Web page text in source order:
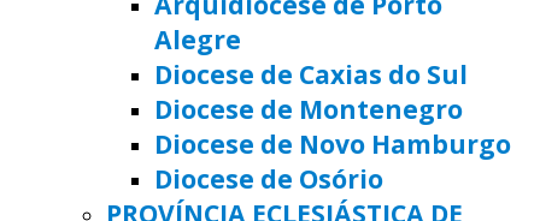
Alegre
Diocese de Caxias do Sul
Diocese de Montenegro
Diocese de Novo Hamburgo
Diocese de Osório
PROVÍNCIA ECLESIÁSTICA DE